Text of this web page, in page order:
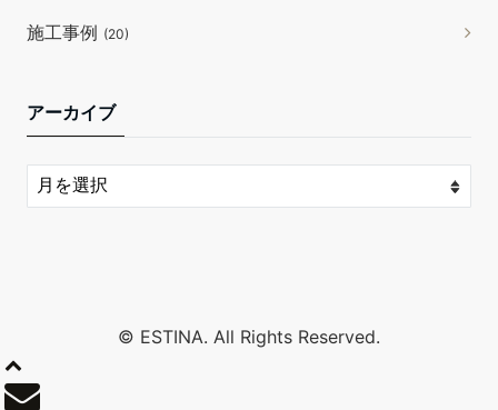
施工事例 (20)
アーカイブ
© ESTINA. All Rights Reserved.